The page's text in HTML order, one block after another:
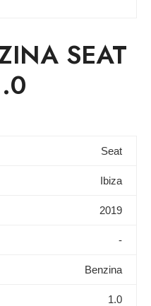
SEAT
Seat
Ibiza
2019
-
Benzina
1.0